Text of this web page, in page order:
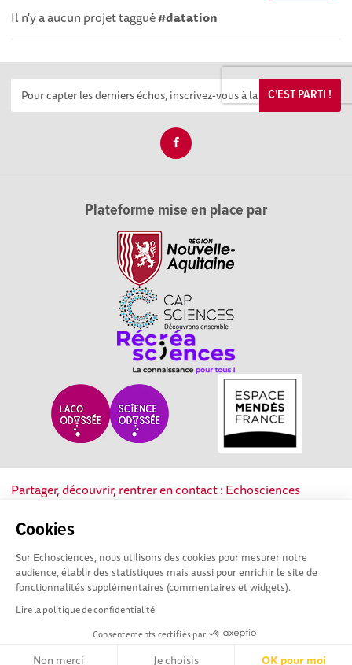
Cookies
Sur Echosciences, nous utilisons des cookies pour mesurer notre
audience, établir des statistiques mais aussi pour enrichir le site de
fonctionnalités supplémentaires (commentaires et widgets).
Lire la politique de confidentialité
Consentements certifiés par
Non merci Je choisis OK pour moi
Il n'y a aucun projet taggué#datation
C'EST PARTI !
Plateforme mise en place par
Partager, découvrir, rentrer en contact : Echosciences
culture scientifique, technique et industrielle de la région.
Mentions légales|Politique de confidentialité|CGU
|Ligne éditoriale